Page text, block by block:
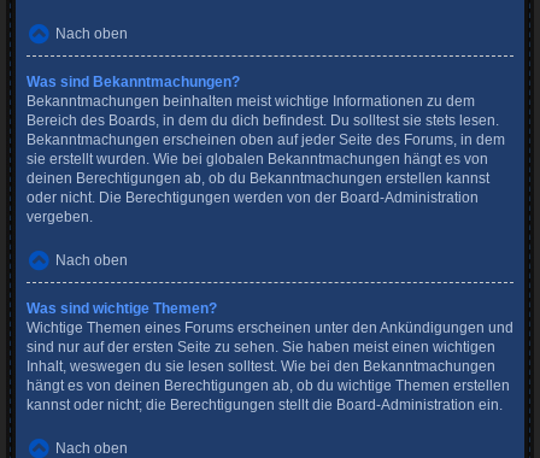
Nach oben
Was sind Bekanntmachungen?
Bekanntmachungen beinhalten meist wichtige Informationen zu dem
Bereich des Boards, in dem du dich befindest. Du solltest sie stets lesen.
Bekanntmachungen erscheinen oben auf jeder Seite des Forums, in dem
sie erstellt wurden. Wie bei globalen Bekanntmachungen hängt es von
deinen Berechtigungen ab, ob du Bekanntmachungen erstellen kannst
oder nicht. Die Berechtigungen werden von der Board-Administration
vergeben.
Nach oben
Was sind wichtige Themen?
Wichtige Themen eines Forums erscheinen unter den Ankündigungen und
sind nur auf der ersten Seite zu sehen. Sie haben meist einen wichtigen
Inhalt, weswegen du sie lesen solltest. Wie bei den Bekanntmachungen
hängt es von deinen Berechtigungen ab, ob du wichtige Themen erstellen
kannst oder nicht; die Berechtigungen stellt die Board-Administration ein.
Nach oben